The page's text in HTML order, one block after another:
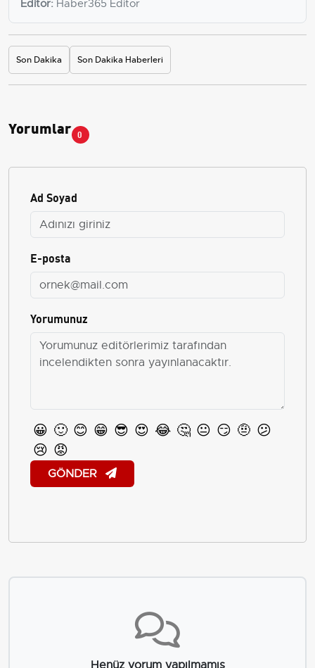
Editör: Haber365 Editör
Son Dakika Son Dakika Haberleri
Yorumlar 0
Ad Soyad
E-posta
Yorumunuz
😀 🙂 😊 😁 😎 😍 😂 🤔 😐 😏 🤨 😕
😢 😡
GÖNDER